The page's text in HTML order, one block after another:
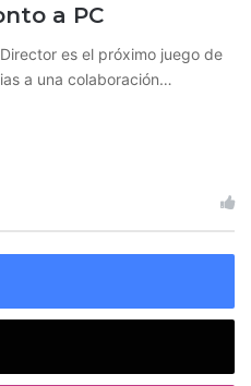
a PC
es el próximo juego de
a una colaboración…